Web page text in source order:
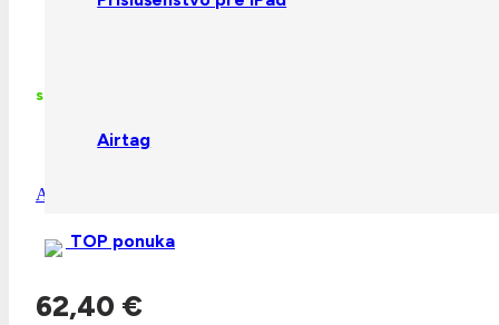
Airtag
TOP ponuka
skladom
Apple iPhone 17 Pro Silicone Case with MagSafe – Vanilla
62,40 €